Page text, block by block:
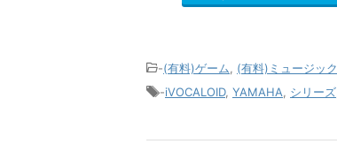
-(有料)ゲーム (有料)ミュージック
-iVOCALOID, YAMAHA シリーズ